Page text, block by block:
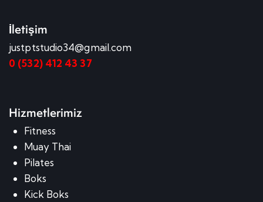
İletişim
justptstudio34@gmail.com
0 (532) 412 43 37
Hizmetlerimiz
Fitness
Muay Thai
Pilates
Boks
Kick Boks